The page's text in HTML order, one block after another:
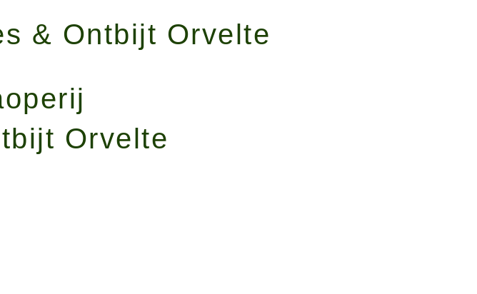
& Ontbijt Orvelte
Orvelte